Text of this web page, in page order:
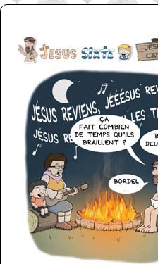
http://www.lefabz.com/